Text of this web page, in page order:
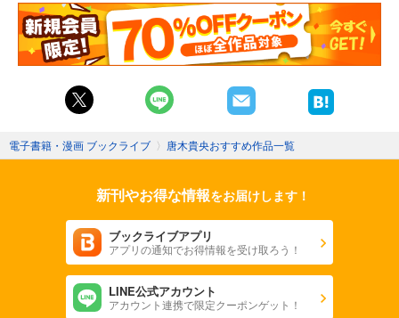
電子書籍・漫画 ブックライブ 〉 唐木貴央おすすめ作品一覧
新刊やお得な情報をお届けします！
ブックライブアプリ
アプリの通知でお得情報を受け取ろう！
LINE公式アカウント
アカウント連携で限定クーポンゲット！